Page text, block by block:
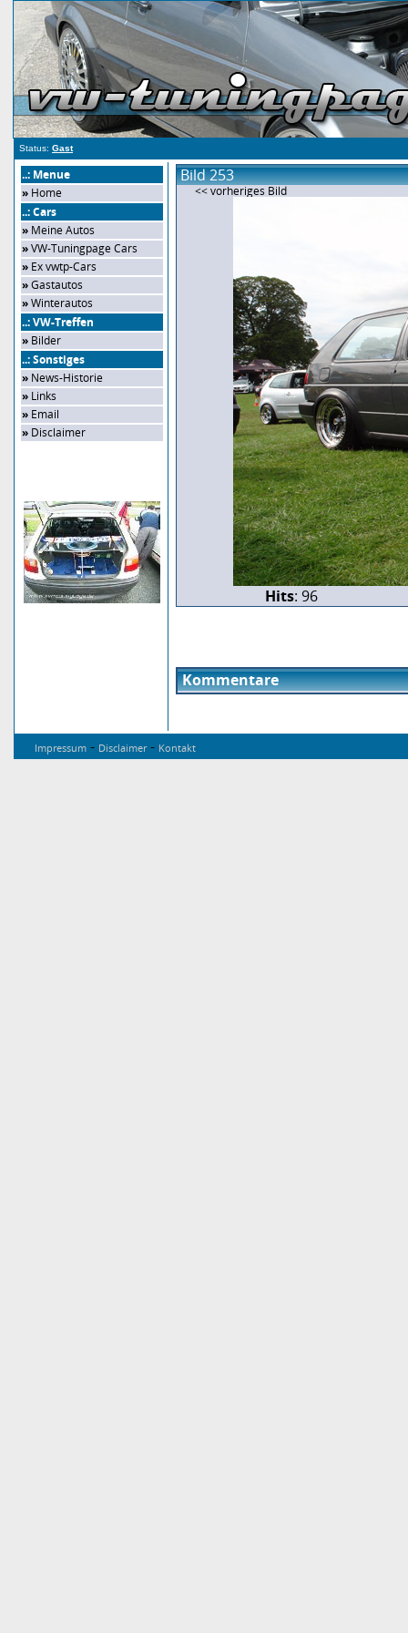
Status: Gast
..: Menue
» Home
..: Cars
» Meine Autos
»VW-Tuningpage Cars
» Ex vwtp-Cars
»Gastautos
»Winterautos
..: VW-Treffen
» Bilder
..: Sonstiges
» News-Historie
» Links
» Email
» Disclaimer
Bild 253
<< vorheriges Bild
Hits: 96
Kommentare
Impressum - Disclaimer- Kontakt